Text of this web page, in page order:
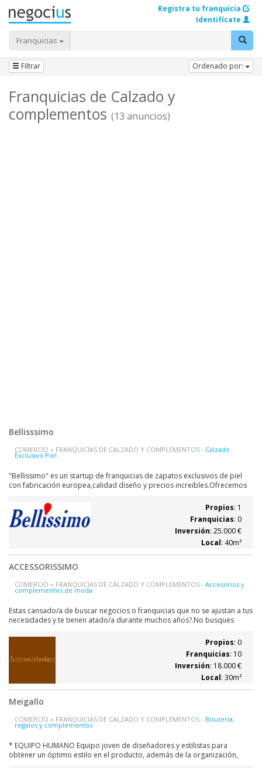
Franquicias
Registra tu franquicia
Identifícate
Filtrar Ordenado por:
Franquicias de Calzado y
complementos (13 anuncios)
Bellisssimo
COMERCIO » FRANQUICIAS DE CALZADO Y COMPLEMENTOS - Calzado
Exclusivo Piel
"Bellissimo" es un startup de franquicias de zapatos exclusivos de piel
con fabricación europea,calidad diseño y precios increibles.Ofrecemos
libertad completa sin exigir permanencia ni comisiones,ni entradas ni
royalty.
Propios: 1
Franquicias: 0
Inversión: 25.000 €
Local: 40m²
ACCESSORISSIMO
COMERCIO » FRANQUICIAS DE CALZADO Y COMPLEMENTOS - Accesorios y
complementos de moda
Estas cansado/a de buscar negocios o franquicias que no se ajustan a tus
necesidades y te tienen atado/a durante muchos años?.No busques
materiales necesarios para tener un establecimiento de
Propios: 0
Franquicias: 10
Inversión: 18.000 €
Local: 30m²
Meigallo
COMERCIO » FRANQUICIAS DE CALZADO Y COMPLEMENTOS - Bisutería,
regalos y complementos
* EQUIPO HUMANO Equipo joven de diseñadores y estilistas para
obtener un óptimo estilo en el producto, además de la organización,